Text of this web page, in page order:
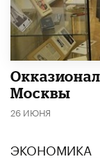
Москвы
26 ИЮНЯ
ЭКОНОМИКА